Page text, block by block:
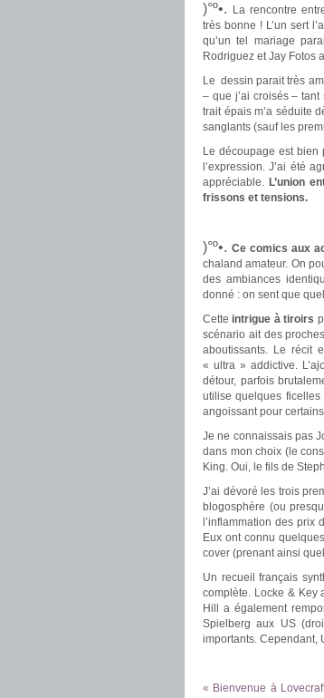
)°º•.
La rencontre
très bonne ! L’un sert
qu’un tel mariage
Rodriguez et Jay Fotos
Le dessin parait très
– que j’ai croisés – tant
trait épais m’a séduite
sanglants (sauf les
Le découpage est bien
l’expression. J’ai été
appréciable. L’union
frissons et tensions.
)°º•.Ce comics aux
chaland amateur. On
des ambiances
donné : on sent que
Cette intrigue à tiroirs
scénario ait des
aboutissants. Le récit
« ultra » addictive.
détour, parfois
utilise quelques
angoissant pour
Je ne connaissais pas
dans mon choix (le
King. Oui, le fils de
J’ai dévoré les trois
blogosphère (ou
l’inflammation des prix
Eux ont connu
cover (prenant ainsi
Un recueil français
complète. Locke & Key
Hill a également
Spielberg aux US
importants. Cependant,
« Bienvenue à